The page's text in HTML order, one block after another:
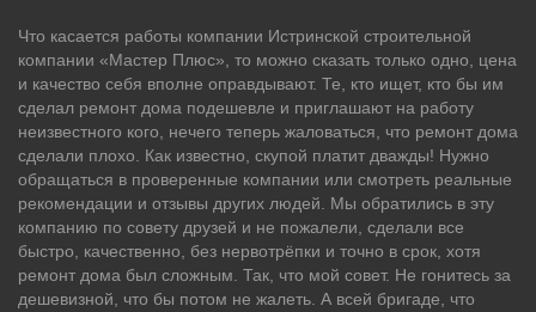
Что касается работы компании Истринской строительной
компании «Мастер Плюс», то можно сказать только одно, цена
и качество себя вполне оправдывают. Те, кто ищет, кто бы им
сделал ремонт дома подешевле и приглашают на работу
неизвестного кого, нечего теперь жаловаться, что ремонт дома
сделали плохо. Как известно, скупой платит дважды! Нужно
обращаться в проверенные компании или смотреть реальные
рекомендации и отзывы других людей. Мы обратились в эту
компанию по совету друзей и не пожалели, сделали все
быстро, качественно, без нервотрёпки и точно в срок, хотя
ремонт дома был сложным. Так, что мой совет. Не гонитесь за
дешевизной, что бы потом не жалеть. А всей бригаде, что